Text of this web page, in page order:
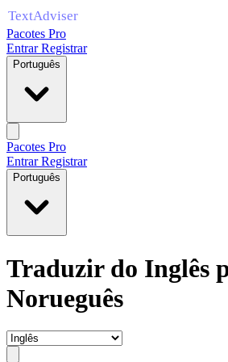
Pacotes Pro
EntrarRegistrar
Português
Pacotes Pro
EntrarRegistrar
Português
Traduzir do Inglês
Norueguês